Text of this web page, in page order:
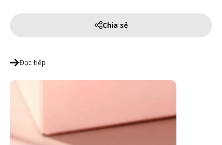
Chia sẻ
Đọc tiếp